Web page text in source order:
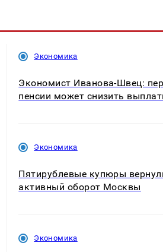
Экономика
Экономист Иванова-Швец:
пенсии может снизить
Экономика
Пятирублевые купюры
активный оборот Москвы
Экономика